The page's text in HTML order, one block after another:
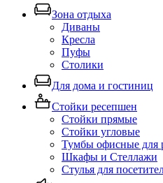
Зона отдыха
Диваны
Кресла
Пуфы
Столики
Для дома и гостиниц
Стойки ресепшен
Стойки прямые
Стойки угловые
Тумбы офисные для
Шкафы и Стеллажи
Стулья для